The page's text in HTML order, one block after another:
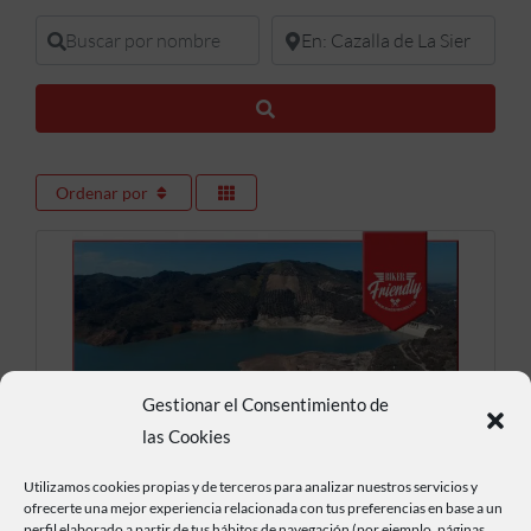
Gestionar el Consentimiento de
las Cookies
Utilizamos cookies propias y de terceros para analizar nuestros servicios y
ofrecerte una mejor experiencia relacionada con tus preferencias en base a un
Buscar por nombre En donde buscar
Ordenar por
Presa del Pintado